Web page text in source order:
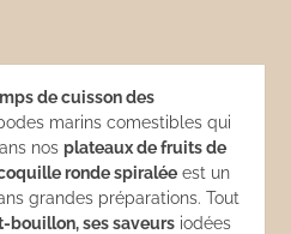
de cuisson des
marins comestibles qui
nosplateaux de fruits de
ronde spiralée est un
grandes préparations. Tout
bouillon, ses saveurs iodées